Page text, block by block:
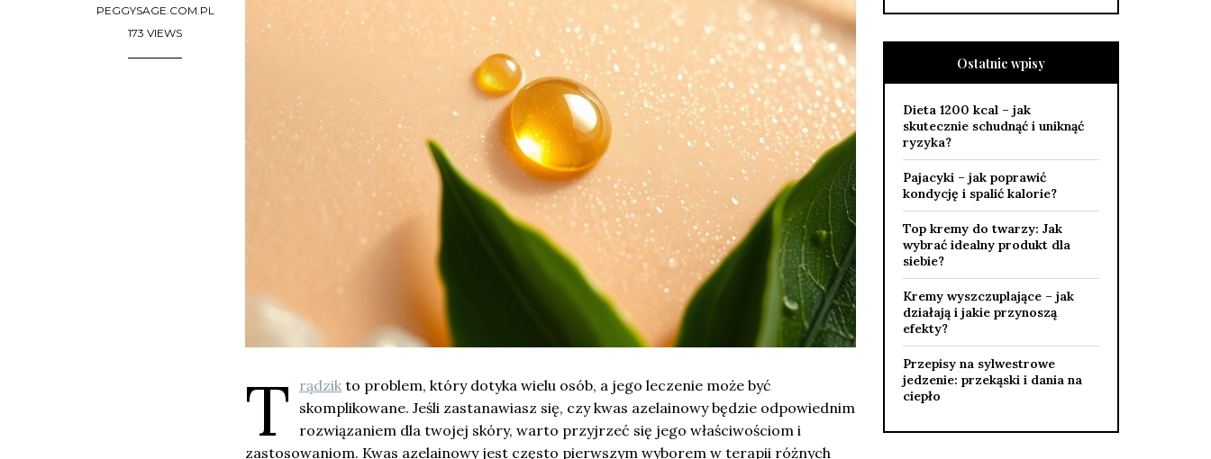
PEGGYSAGE.COM.PL
173 VIEWS
T rądzik to problem, który dotyka wielu osób, a jego leczenie może być
skomplikowane. Jeśli zastanawiasz się, czy kwas azelainowy będzie odpowiednim
rozwiązaniem dla twojej skóry, warto przyjrzeć się jego właściwościom i
zastosowaniom. Kwas azelainowy jest często pierwszym wyborem w terapii różnych
Ostatnie wpisy
Dieta 1200 kcal – jak
skutecznie schudnąć i uniknąć
ryzyka?
Pajacyki – jak poprawić
kondycję i spalić kalorie?
Top kremy do twarzy: Jak
wybrać idealny produkt dla
siebie?
Kremy wyszczuplające – jak
działają i jakie przynoszą
efekty?
Przepisy na sylwestrowe
jedzenie: przekąski i dania na
ciepło